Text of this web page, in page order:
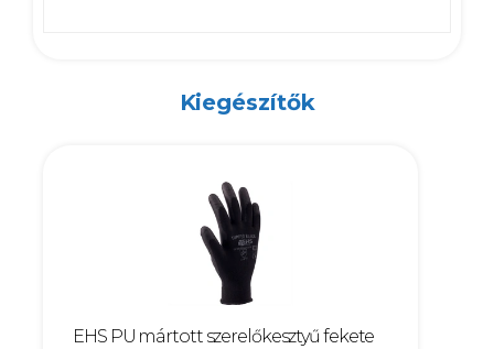
Kiegészítők
EHS PU mártott szerelőkesztyű fekete